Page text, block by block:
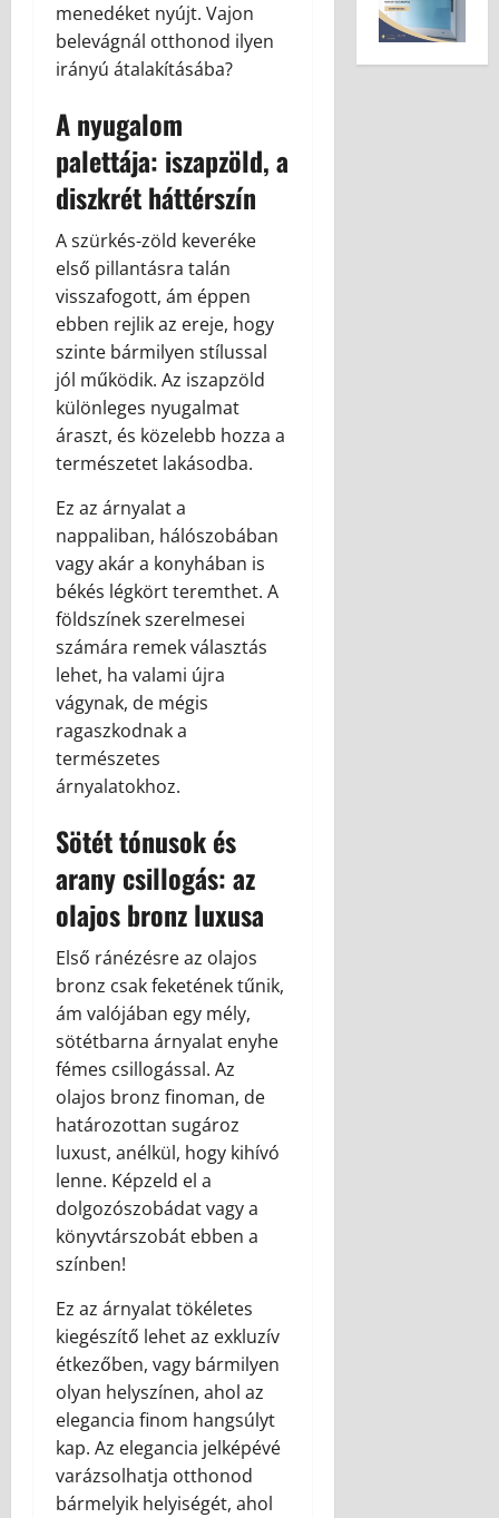
menedéket nyújt. Vajon
belevágnál otthonod ilyen
irányú átalakításába?
A nyugalom
palettája: iszapzöld, a
diszkrét háttérszín
A szürkés-zöld keveréke
első pillantásra talán
visszafogott, ám éppen
ebben rejlik az ereje, hogy
szinte bármilyen stílussal
jól működik. Az iszapzöld
különleges nyugalmat
áraszt, és közelebb hozza a
természetet lakásodba.
Ez az árnyalat a
nappaliban, hálószobában
vagy akár a konyhában is
békés légkört teremthet. A
földszínek szerelmesei
számára remek választás
lehet, ha valami újra
vágynak, de mégis
ragaszkodnak a
természetes
árnyalatokhoz.
Sötét tónusok és
arany csillogás: az
olajos bronz luxusa
Első ránézésre az olajos
bronz csak feketének tűnik,
ám valójában egy mély,
sötétbarna árnyalat enyhe
fémes csillogással. Az
olajos bronz finoman, de
határozottan sugároz
luxust, anélkül, hogy kihívó
lenne. Képzeld el a
dolgozószobádat vagy a
könyvtárszobát ebben a
színben!
Ez az árnyalat tökéletes
kiegészítő lehet az exkluzív
étkezőben, vagy bármilyen
olyan helyszínen, ahol az
elegancia finom hangsúlyt
kap. Az elegancia jelképévé
varázsolhatja otthonod
bármelyik helyiségét, ahol